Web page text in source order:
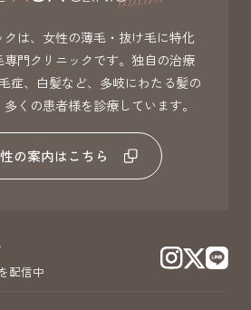
クは、女性の薄毛・抜け毛に特化
専門クリニックです。独自の治療
症、白髪など、多岐にわたる髪の
くの患者様を診療しています。
の案内はこちら
配信中